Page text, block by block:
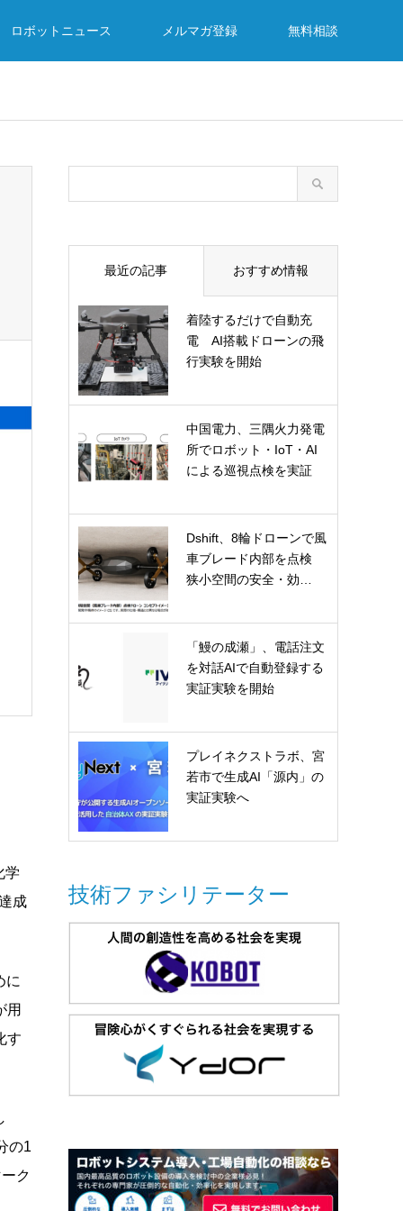
ロボットニュース メルマガ登録 無料相談
学
成
に
用
す
の1
ク
最近の記事 おすすめ情報
着陸するだけで自動充
電 AI搭載ドローンの飛
行実験を開始
中国電力、三隅火力発電
所でロボット・IoT・AI
による巡視点検を実証
Dshift、8輪ドローンで風
車ブレード内部を点検
狭小空間の安全・効…
「鰻の成瀬」、電話注文
を対話AIで自動登録する
実証実験を開始
プレイネクストラボ、宮
若市で生成AI「源内」の
実証実験へ
技術ファシリテーター